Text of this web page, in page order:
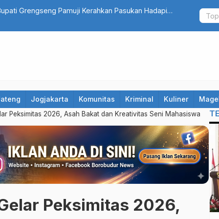
di Jateng, Taj Yasin: Bukan Hanya Sekolah,
Rayakan
Panti
Jogjakarta Komunitas Kriminal Kuliner
Peksimitas 2026, Asah Bakat dan Kreativitas Seni Mahasiswa
Peksimitas 2026,